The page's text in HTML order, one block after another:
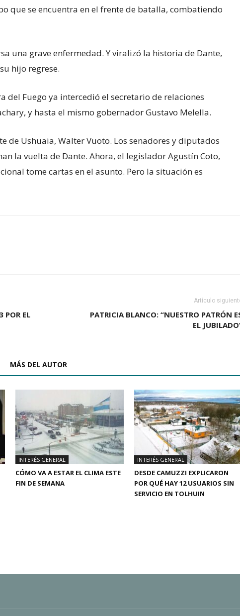
que se encuentra en el frente de batalla, combatiendo
una grave enfermedad. Y viralizó la historia de Dante,
hijo regrese.
del Fuego ya intercedió el secretario de relaciones
y hasta el mismo gobernador Gustavo Melella.
de Ushuaia, Walter Vuoto. Los senadores y diputados
la vuelta de Dante. Ahora, el legislador Agustín Coto,
tome cartas en el asunto. Pero la situación es
POR EL
Artículo
PATRICIA BLANCO: “NUESTRO PATRÓN
EL
MÁS DEL AUTOR
INTERÉS GENERAL
CÓMO VA A ESTAR EL CLIMA ESTE
FIN DE SEMANA
INTERÉS GENERAL
DESDE CAMUZZI EXPLICARON
POR QUÉ HAY 12 USUARIOS SIN
SERVICIO EN TOLHUIN